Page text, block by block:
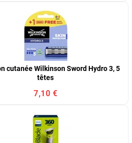
cutanée Wilkinson Sword Hydro 3, 5
têtes
7,10 €